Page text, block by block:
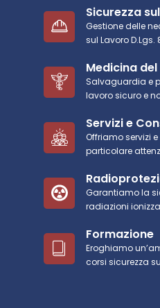
Sicurezza
Gestione delle
sul Lavoro D.Lgs.
Medicina
Salvaguardia e
lavoro sicuro e
Servizi e
Offriamo servizi
particolare
Garantiamo la
radiazioni
Formazione
Eroghiamo
corsi sicurezza